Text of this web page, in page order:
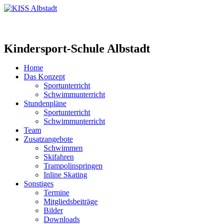
Kindersport-Schule Albstadt
Home
Das Konzept
Sportunterricht
Schwimmunterricht
Stundenpläne
Sportunterricht
Schwimmunterricht
Team
Zusatzangebote
Schwimmen
Skifahren
Trampolinspringen
Inline Skating
Sonstiges
Termine
Mitgliedsbeiträge
Bilder
Downloads